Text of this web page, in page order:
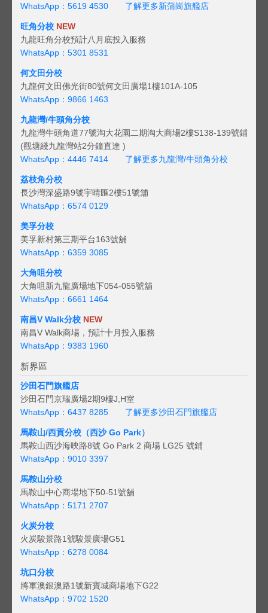
WhatsApp：5619 4530
了解更多新蒲崗旗艦店
旺角分校 NEW
九龍旺角分校預計八月底投入服務
WhatsApp：5301 8531
何文田分校
九龍何文田佛光街80號何文田廣場1樓101A-105
WhatsApp：9866 1463
九龍灣/牛頭角分校
九龍灣牛頭角道77號淘大花園二期淘大商場2樓S138-139號鋪
(觀塘綫九龍灣站2分鐘直達 )
WhatsApp：4446 7414
了解更多九龍灣/牛頭角分校
荔枝角分校
長沙灣深盛路9號宇晴匯2樓51號舖
WhatsApp：6574 0129
美孚分校
美孚新村第三期平台163號舖
WhatsApp：6359 3085
大角咀分校
大角咀新九龍廣場地下054-055號舖
WhatsApp：6661 1464
南昌V Walk分校 NEW
南昌V Walk商場，預計十月投入服務
WhatsApp：9383 1960
新界區
沙田石門旗艦店
沙田石門京瑞廣場2期9樓J,H室
WhatsApp：6437 8285
了解更多沙田石門旗艦店
馬鞍山/西貢分校（西沙 Go Park）
馬鞍山西沙海映路8號 Go Park 2 商場 LG25 號鋪
WhatsApp：9010 3397
馬鞍山分校
馬鞍山中心商場地下50-51號舖
WhatsApp：5171 2707
火炭分校
火炭駿景路1號駿景廣場G51
WhatsApp：6278 0084
坑口分校
將軍澳銀澳路1號新寶城商場地下G22
WhatsApp：9702 1520